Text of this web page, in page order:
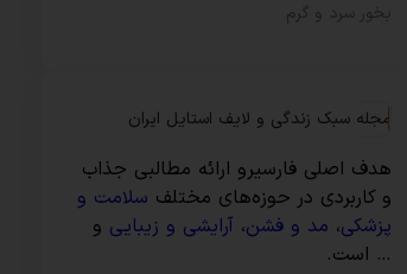
بخور سرد و گرم
مجله سبک زندگی و لایف استایل ایران
هدف اصلی فارسیرو ارائه مطالبی جذاب
و کاربردی در حوزه‌های مختلف سلامت و
پزشکی، مد و فشن، آرایشی و زیبایی و
… است.